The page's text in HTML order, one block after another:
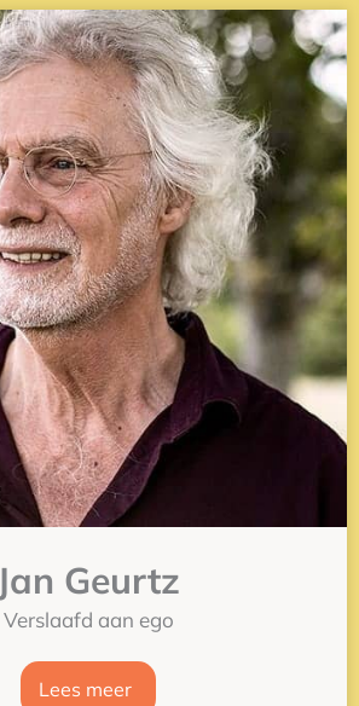
Jan Geurtz
Verslaafd aan ego
Lees meer